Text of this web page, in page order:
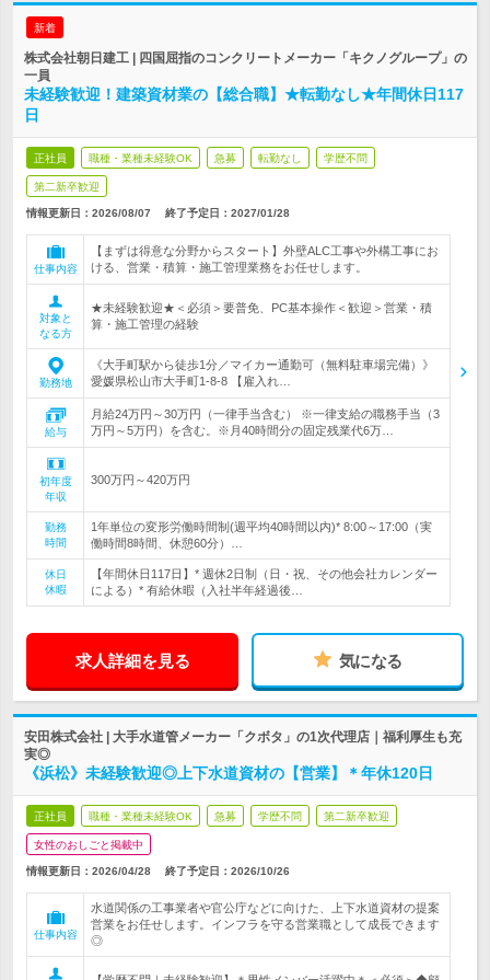
新着
株式会社朝日建工 | 四国屈指のコンクリートメーカー「キクノグループ」の
一員
未経験歓迎！建築資材業の【総合職】★転勤なし★年間休日117
日
正社員 職種・業種未経験OK 急募 転勤なし 学歴不問
第二新卒歓迎
情報更新日：2026/08/07 終了予定日： 2027/01/28
仕事内容
【まずは得意な分野からスタート】外壁ALC工事や外構工事にお
ける、営業・積算・施工管理業務をお任せします。
対象と
なる方
★未経験歓迎★＜必須＞要普免、PC基本操作＜歓迎＞営業・積
算・施工管理の経験
勤務地
《大手町駅から徒歩1分／マイカー通勤可（無料駐車場完備）》
愛媛県松山市大手町1-8-8 【雇入れ…
給与
月給24万円～30万円（一律手当含む） ※一律支給の職務手当（3
万円～5万円）を含む。※月40時間分の固定残業代6万…
初年度
年収
300万円～420万円
勤務
時間
1年単位の変形労働時間制(週平均40時間以内)* 8:00～17:00（実
働時間8時間、休憩60分）…
休日
休暇
【年間休日117日】* 週休2日制（日・祝、その他会社カレンダー
による）* 有給休暇（入社半年経過後…
求人詳細を見る 気になる
安田株式会社 | 大手水道管メーカー「クボタ」の1次代理店｜福利厚生も充
実◎
《浜松》未経験歓迎◎上下水道資材の【営業】＊年休120日
正社員 職種・業種未経験OK 急募 学歴不問 第二新卒歓迎
女性のおしごと掲載中
情報更新日：2026/04/28 終了予定日： 2026/10/26
仕事内容
水道関係の工事業者や官公庁などに向けた、上下水道資材の提案
営業をお任せします。インフラを守る営業職として成長できます
◎